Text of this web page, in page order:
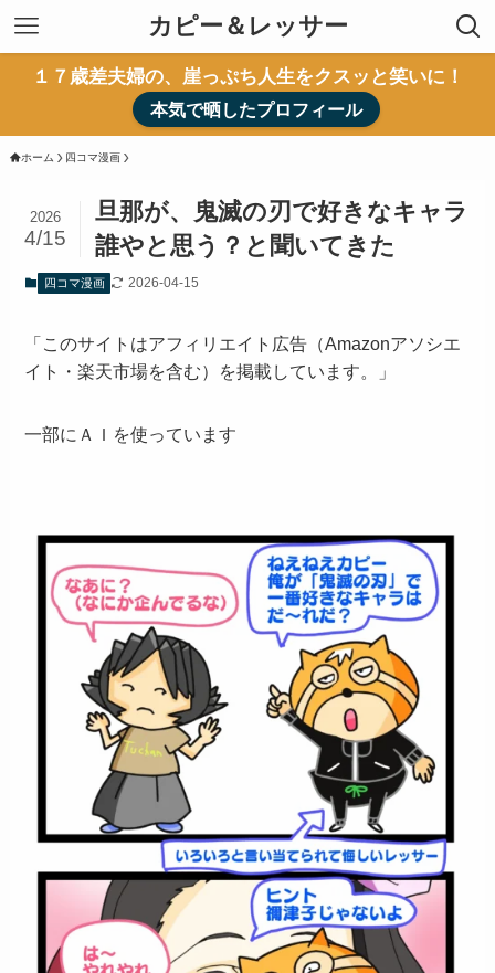
カピー＆レッサー
１７歳差夫婦の、崖っぷち人生をクスッと笑いに！
本気で晒したプロフィール
ホーム 四コマ漫画
旦那が、鬼滅の刃で好きなキャラ
誰やと思う？と聞いてきた
2026
4/15
四コマ漫画 2026-04-15
「このサイトはアフィリエイト広告（Amazonアソシエ
イト・楽天市場を含む）を掲載しています。」
一部にＡＩを使っています